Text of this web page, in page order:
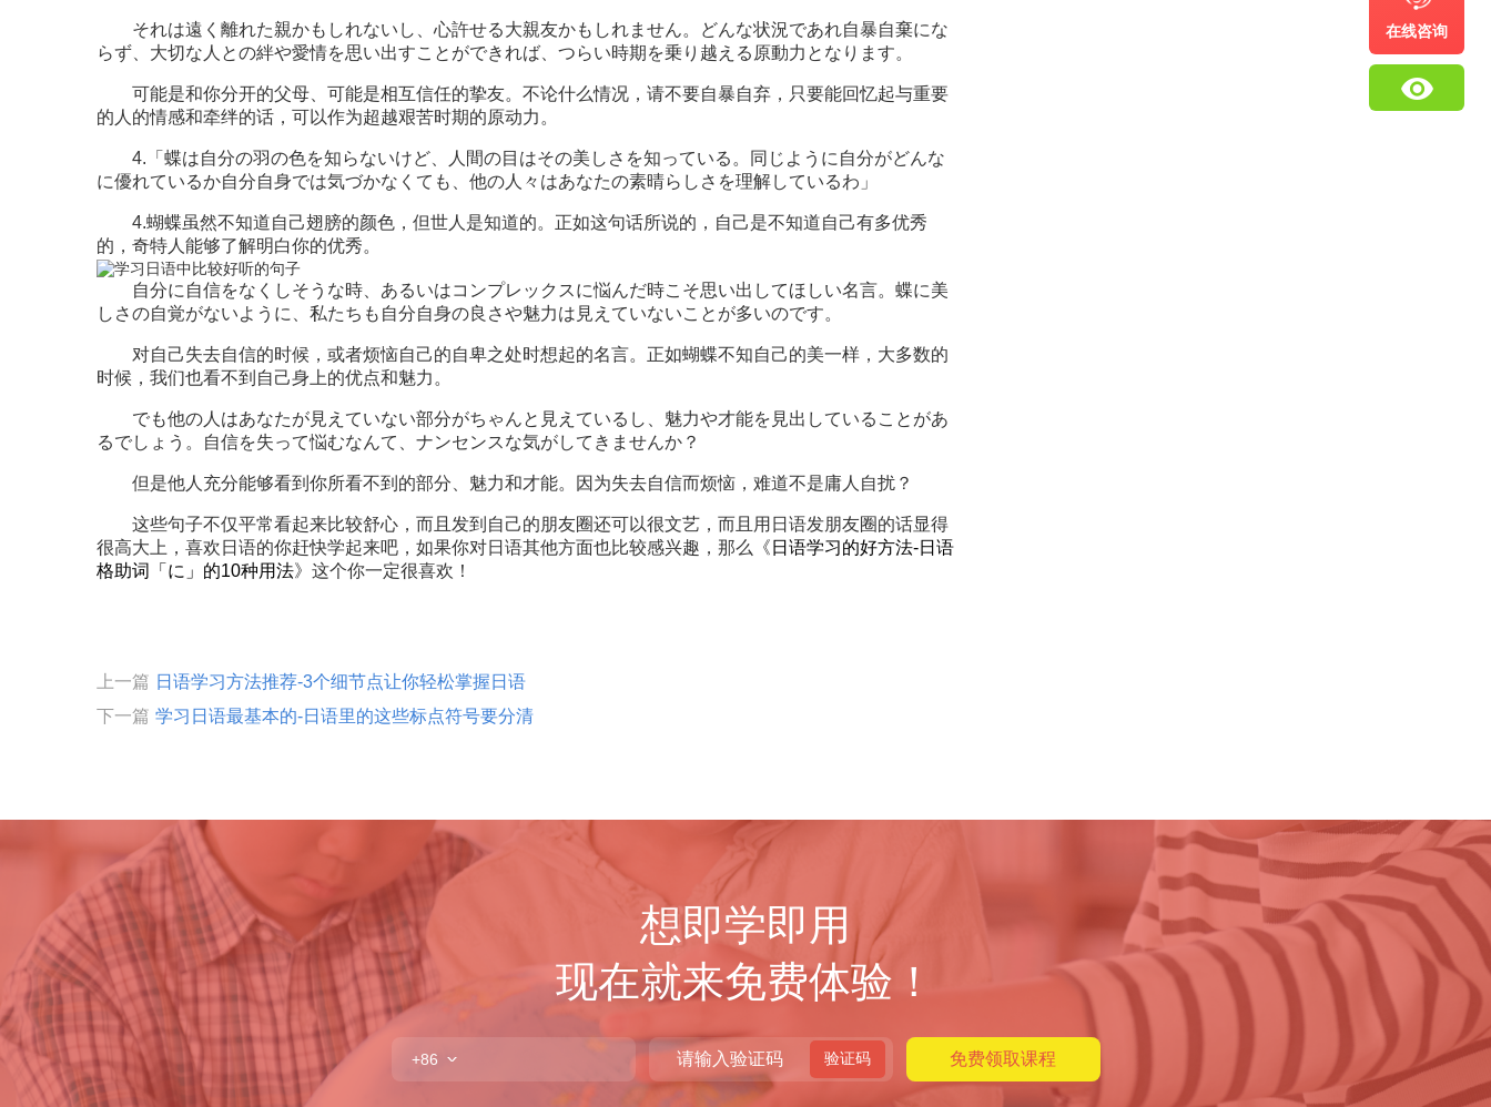
それは遠く離れた親かもしれないし、心許せる大親友かもしれません。どんな状況であれ自暴自棄にな
らず、大切な人との絆や愛情を思い出すことができれば、つらい時期を乗り越える原動力となります。
可能是和你分开的父母、可能是相互信任的挚友。不论什么情况，请不要自暴自弃，只要能回忆起与重要
的人的情感和牵绊的话，可以作为超越艰苦时期的原动力。
4.「蝶は自分の羽の色を知らないけど、人間の目はその美しさを知っている。同じように自分がどんな
に優れているか自分自身では気づかなくても、他の人々はあなたの素晴らしさを理解しているわ」
4.蝴蝶虽然不知道自己翅膀的颜色，但世人是知道的。正如这句话所说的，自己是不知道自己有多优秀
的，奇特人能够了解明白你的优秀。
自分に自信をなくしそうな時、あるいはコンプレックスに悩んだ時こそ思い出してほしい名言。蝶に美
しさの自覚がないように、私たちも自分自身の良さや魅力は見えていないことが多いのです。
对自己失去自信的时候，或者烦恼自己的自卑之处时想起的名言。正如蝴蝶不知自己的美一样，大多数的
时候，我们也看不到自己身上的优点和魅力。
でも他の人はあなたが見えていない部分がちゃんと見えているし、魅力や才能を見出していることがあ
るでしょう。自信を失って悩むなんて、ナンセンスな気がしてきませんか？
但是他人充分能够看到你所看不到的部分、魅力和才能。因为失去自信而烦恼，难道不是庸人自扰？
这些句子不仅平常看起来比较舒心，而且发到自己的朋友圈还可以很文艺，而且用日语发朋友圈的话显得
很高大上，喜欢日语的你赶快学起来吧，如果你对日语其他方面也比较感兴趣，那么《 日语学习的好方法-日语
格助词「に」的10种用法》这个你一定很喜欢！
上一篇 日语学习方法推荐-3个细节点让你轻松掌握日语
下一篇 学习日语最基本的-日语里的这些标点符号要分清
想即学即用
现在就来免费体验！
+86 验证码
在线咨询